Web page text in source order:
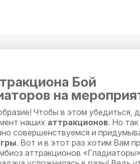
Бой
на
Чтобы в этом убедиться,
наших аттракционов. Но так
совершенствуемся и
. Вот и в этот раз хотим Вам
аттракционов